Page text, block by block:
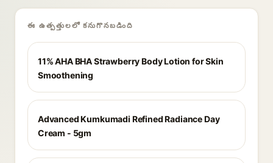
ఈ ఉత్పత్తులలో కనుగొనబడింది
11% AHA BHA Strawberry Body Lotion for Skin
Smoothening
Advanced Kumkumadi Refined Radiance Day
Cream - 5gm